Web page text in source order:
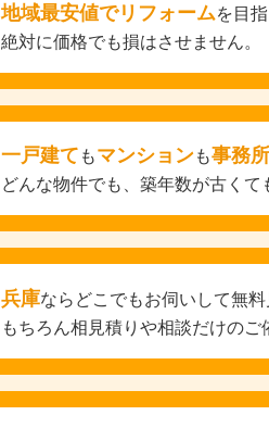
地域最安値でリフォームを目
絶対に価格でも損はさせません。
一戸建て もマンションも事務
どんな物件でも、築年数が古くて
兵庫ならどこでもお伺いして無料
もちろん相見積りや相談だけのご